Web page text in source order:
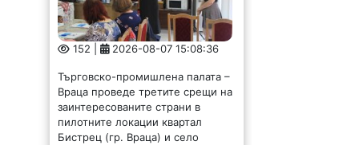
152 | 2026-08-07 15:08:36
Търговско-промишлена палата –
Враца проведе третите срещи на
заинтересованите страни в
пилотните локации квартал
Бистрец (гр. Враца) и село